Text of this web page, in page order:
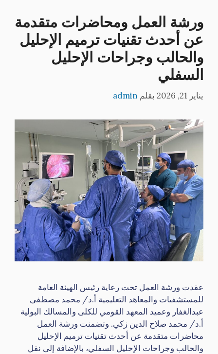
ورشة العمل ومحاضرات متقدمة
عن أحدث تقنيات ترميم الإحليل
والحالب وجراحات الإحليل
السفلي
يناير 21, 2026 بقلم admin
عقدت ورشة العمل تحت رعاية رئيس الهيئة العامة
للمستشفيات والمعاهد التعليمية أ.د/ محمد مصطفى
عبدالغفار وعميد المعهد القومي للكلى والمسالك البولية
أ.د/ محمد صلاح الدين زكي. وتضمنت ورشة العمل
محاضرات متقدمة عن أحدث تقنيات ترميم الإحليل
والحالب وجراحات الإحليل السفلي، بالإضافة إلى نقل